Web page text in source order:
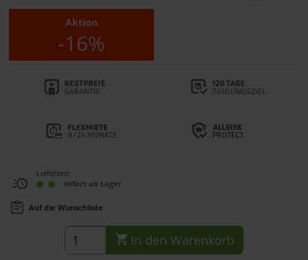
Aktion
-16%
Lieferzeit:
sofort ab Lager
Auf die Wunschliste
In den Warenkorb